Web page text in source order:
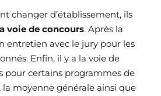
changer d’établissement, ils
voie de concours. Après la
entretien avec le jury pour les
Enfin, il y a la voie de
pour certains programmes de
la moyenne générale ainsi que